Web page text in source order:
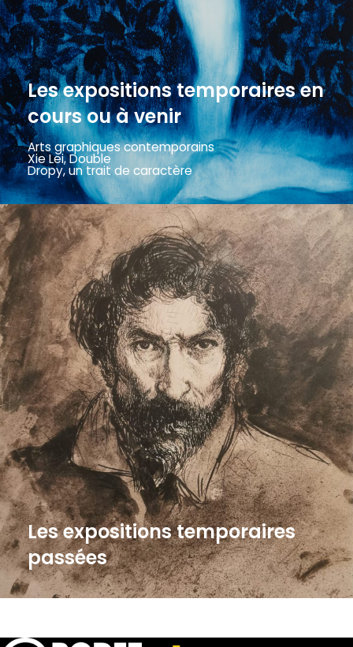
Les expositions temporaires en
cours ou à venir
Arts graphiques contemporains
Xie Lei, Double
Dropy, un trait de caractère
Les expositions temporaires
passées